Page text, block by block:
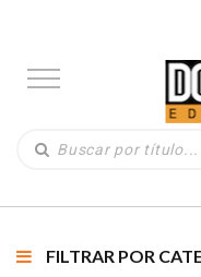
FILTRAR POR